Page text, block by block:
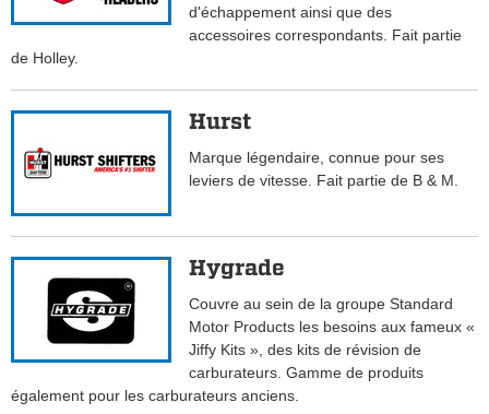
d'échappement ainsi que des
accessoires correspondants. Fait partie
de Holley.
Hurst
Marque légendaire, connue pour ses
leviers de vitesse. Fait partie de B & M.
Hygrade
Couvre au sein de la groupe Standard
Motor Products les besoins aux fameux «
Jiffy Kits », des kits de révision de
carburateurs. Gamme de produits
également pour les carburateurs anciens.